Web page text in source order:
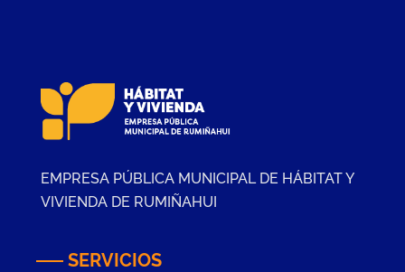
EMPRESA PÚBLICA MUNICIPAL DE HÁBITAT Y
VIVIENDA DE RUMIÑAHUI
SERVICIOS